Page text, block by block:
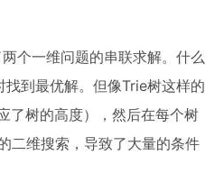
个一维问题的串联求解。什么
找到最优解。但像Trie树这样的
了树的高度），然后在每个树
二维搜索，导致了大量的条件